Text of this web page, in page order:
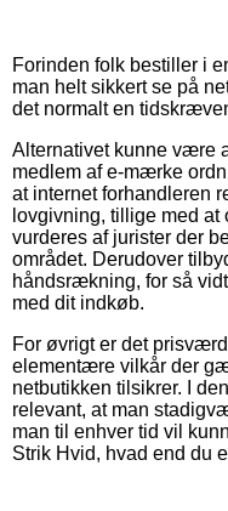
Forinden folk bestiller i
man helt sikkert se på
det normalt en
Alternativet kunne være
medlem af e-mærke
at internet forhandleren
lovgivning, tillige med
vurderes af jurister der
området. Derudover
håndsrækning, for så
med dit indkøb.
For øvrigt er det
elementære vilkår der
netbutikken tilsikrer. I
relevant, at man
man til enhver tid vil
Strik Hvid, hvad end du